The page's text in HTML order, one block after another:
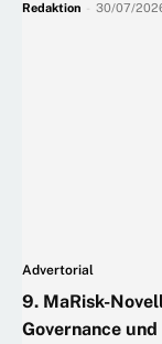
Redaktion 30/07/
Advertorial
9. MaRisk-
Governance